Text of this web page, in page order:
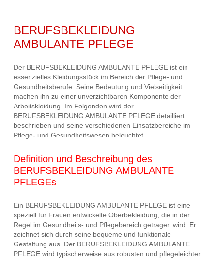
BERUFSBEKLEIDUNG
AMBULANTE PFLEGE
Der BERUFSBEKLEIDUNG AMBULANTE PFLEGE ist ein
essenzielles Kleidungsstück im Bereich der Pflege- und
Gesundheitsberufe. Seine Bedeutung und Vielseitigkeit
machen ihn zu einer unverzichtbaren Komponente der
Arbeitskleidung. Im Folgenden wird der
BERUFSBEKLEIDUNG AMBULANTE PFLEGE detailliert
beschrieben und seine verschiedenen Einsatzbereiche im
Pflege- und Gesundheitswesen beleuchtet.
Definition und Beschreibung des
BERUFSBEKLEIDUNG AMBULANTE
PFLEGEs
Ein BERUFSBEKLEIDUNG AMBULANTE PFLEGE ist eine
speziell für Frauen entwickelte Oberbekleidung, die in der
Regel im Gesundheits- und Pflegebereich getragen wird. Er
zeichnet sich durch seine bequeme und funktionale
Gestaltung aus. Der BERUFSBEKLEIDUNG AMBULANTE
PFLEGE wird typischerweise aus robusten und pflegeleichten